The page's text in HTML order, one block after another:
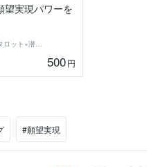
望実現パワーを
美月ひな｜霊感タロット×潜在意識ヒーラー
500円
#願望実現